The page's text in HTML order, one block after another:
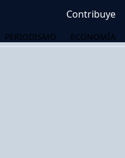
Contribuye
PERIODISMO ECONOMÍA